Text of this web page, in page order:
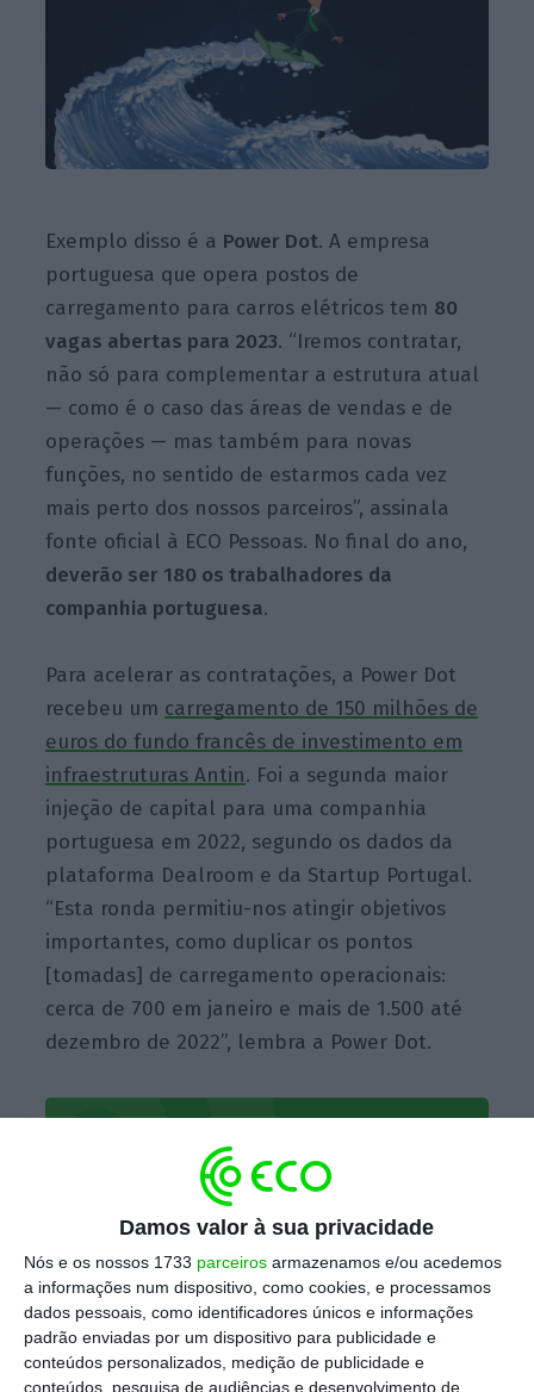
Damos valor à sua privacidade
Nós e os nossos 1733 parceiros armazenamos e/ou acedemos
a informações num dispositivo, como cookies, e processamos
dados pessoais, como identificadores únicos e informações
padrão enviadas por um dispositivo para publicidade e
conteúdos personalizados, medição de publicidade e
conteúdos, pesquisa de audiências e desenvolvimento de
Exemplo disso é a Power Dot. A empresa
portuguesa que opera postos de
carregamento para carros elétricos tem 80
vagas abertas para 2023. “Iremos contratar,
não só para complementar a estrutura atual
— como é o caso das áreas de vendas e de
operações — mas também para novas
funções, no sentido de estarmos cada vez
mais perto dos nossos parceiros”, assinala
fonte oficial à ECO Pessoas. No final do ano,
deverão ser 180 os trabalhadores da
companhia portuguesa.
Para acelerar as contratações, a Power Dot
recebeu um carregamento de 150 milhões de
euros do fundo francês de investimento em
infraestruturas Antin. Foi a segunda maior
injeção de capital para uma companhia
portuguesa em 2022, segundo os dados da
plataforma Dealroom e da Startup Portugal.
“Esta ronda permitiu-nos atingir objetivos
importantes, como duplicar os pontos
[tomadas] de carregamento operacionais:
cerca de 700 em janeiro e mais de 1.500 até
dezembro de 2022”, lembra a Power Dot.
Pretendemos acelerar a entrada
em novas geografias, alargar a
liderança europeia em vigilância
marítima a missões terrestres e
promover o desenvolvimento de
novos produtos